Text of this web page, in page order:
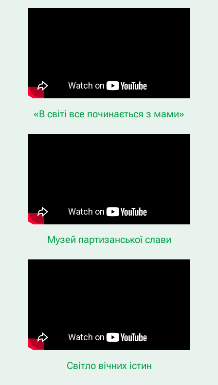
«В світі все починається з мами»
Музей партизанської слави
Світло вічних істин